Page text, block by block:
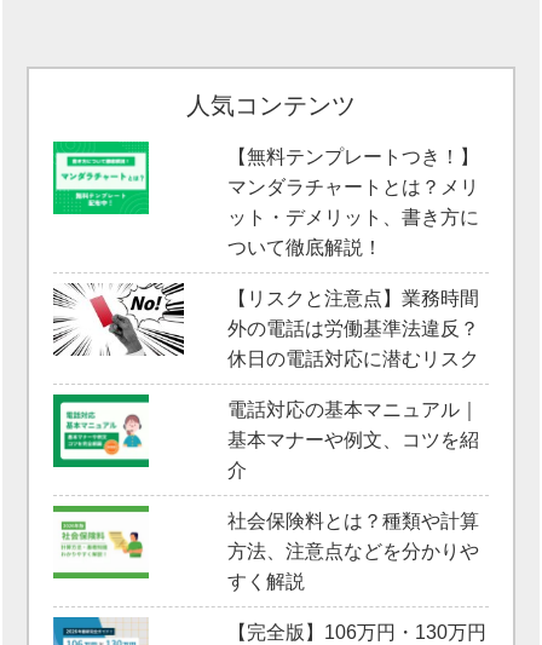
人気コンテンツ
【無料テンプレートつき！】
マンダラチャートとは？メリ
ット・デメリット、書き方に
ついて徹底解説！
【リスクと注意点】業務時間
外の電話は労働基準法違反？
休日の電話対応に潜むリスク
電話対応の基本マニュアル｜
基本マナーや例文、コツを紹
介
社会保険料とは？種類や計算
方法、注意点などを分かりや
すく解説
【完全版】106万円・130万円